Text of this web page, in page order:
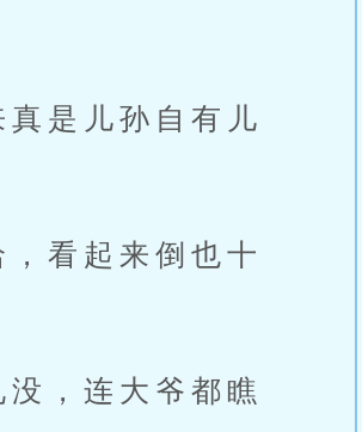
是儿孙自有儿
看起来倒也十
，连大爷都瞧